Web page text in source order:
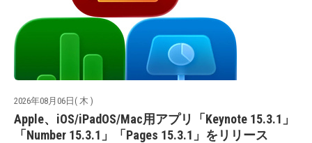
2026年08月06日( 木 )
Apple、iOS/iPadOS/Mac用アプリ「Keynote 15.3.1」
「Number 15.3.1」「Pages 15.3.1」をリリース